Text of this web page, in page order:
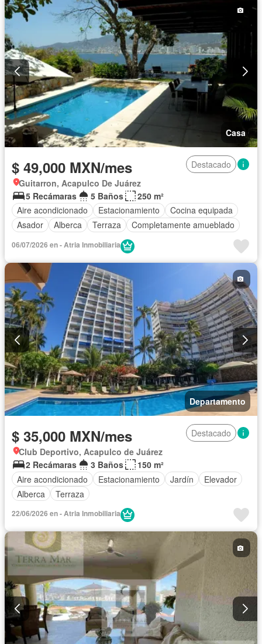
Casa
$ 49,000 MXN/mes
Destacado
Guitarron, Acapulco De Juárez
5 Recámaras
5 Baños
250 m²
Aire acondicionado
Estacionamiento
Cocina equipada
Asador
Alberca Terraza Completamente amueblado
06/07/2026 en - Atria Inmobiliaria
Departamento
$ 35,000 MXN/mes
Destacado
Club Deportivo, Acapulco de Juárez
2 Recámaras
3 Baños
150 m²
Aire acondicionado
Estacionamiento Jardín
Elevador
Alberca
Terraza
22/06/2026 en - Atria Inmobiliaria